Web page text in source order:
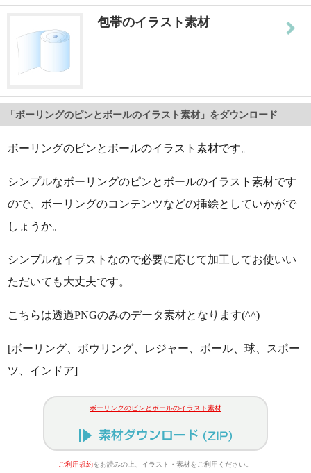
包帯のイラスト素材
「ボーリングのピンとボールのイラスト素材」をダウンロード
ボーリングのピンとボールのイラスト素材です。
シンプルなボーリングのピンとボールのイラスト素材です
ので、ボーリングのコンテンツなどの挿絵としていかがで
しょうか。
シンプルなイラストなので必要に応じて加工してお使いい
ただいても大丈夫です。
こちらは透過PNGのみのデータ素材となります(^^)
[ボーリング、ボウリング、レジャー、ボール、球、スポー
ツ、インドア]
ボーリングのピンとボールのイラスト素材
ご利用規約をお読みの上、イラスト・素材をご利用ください。